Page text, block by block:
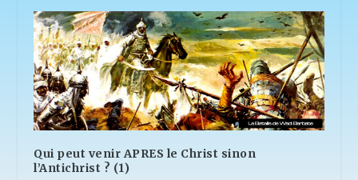
Qui peut venir APRES le Christ sinon
l’Antichrist ? (1)